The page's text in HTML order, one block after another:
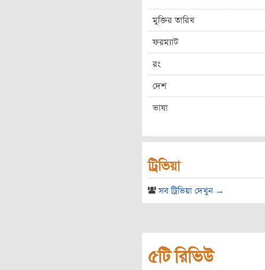
মুক্তির তারিখ
ফরম্যাট
রং
দেশ
ভাষা
ট্রিভিয়া
সব ট্রিভিয়া দেখুন →
৫টি রিভিউ